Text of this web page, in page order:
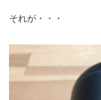
それが・・・